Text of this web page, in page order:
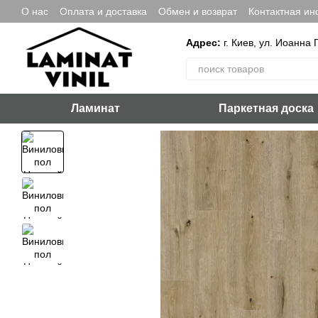
Перейти к основному контенту
О нас Оплата и доставка Обмен и возврат Контактная
Адрес: г. Киев, ул. Иоанна
Ламинат Паркетная доска